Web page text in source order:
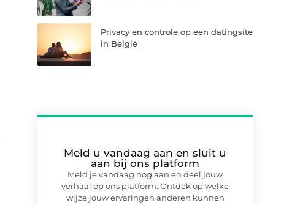
Privacy en controle op een datingsite
in België
Meld u vandaag aan en sluit u
aan bij ons platform
Meld je vandaag nog aan en deel jouw
verhaal op ons platform. Ontdek op welke
wijze jouw ervaringen anderen kunnen